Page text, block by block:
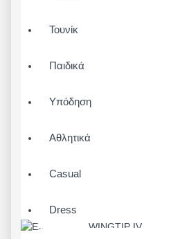
Τουνίκ
Παιδικά
Υπόδηση
Αθλητικά
Casual
Dress